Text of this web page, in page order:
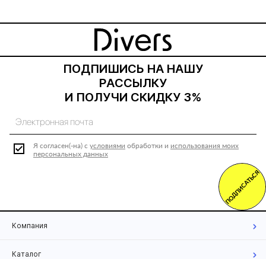
ПОДПИШИСЬ НА НАШУ
РАССЫЛКУ
И ПОЛУЧИ СКИДКУ 3%
Я согласен(-на) с условиями обработки и использования моих
персональных данных
ПОДПИСАТЬСЯ
Компания
Каталог